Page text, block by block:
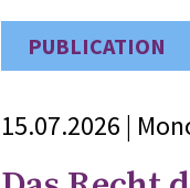
PUBLICATION
15.07.2026 |